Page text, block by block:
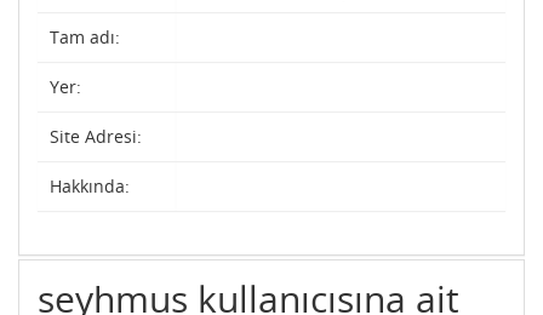
Tam adı:
Yer:
Site Adresi:
Hakkında:
seyhmus kullanıcısına ait